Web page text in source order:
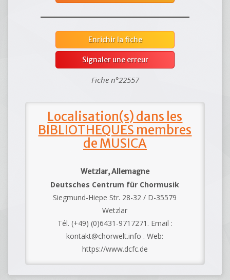
Enrichir la fiche
Signaler une erreur
Fiche n°22557
Localisation(s) dans les
BIBLIOTHEQUES membres
de MUSICA
Wetzlar, Allemagne
Deutsches Centrum für Chormusik
Siegmund-Hiepe Str. 28-32 / D-35579
Wetzlar
Tél. (+49) (0)6431-9717271. Email :
kontakt@chorwelt.info . Web:
https://www.dcfc.de